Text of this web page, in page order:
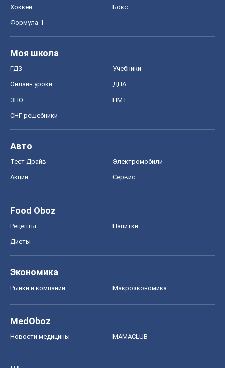
Хоккей Бокс
Формула-1
Моя школа
ГДЗ Учебники
Онлайн уроки ДПА
ЗНО НМТ
СНГ решебники
Авто
Тест Драйв Электромобили
Акции Сервис
Food Oboz
Рецепты Напитки
Диеты
Экономика
Рынки и компании Mакроэкономика
MedOboz
Новости медицины MAMACLUB